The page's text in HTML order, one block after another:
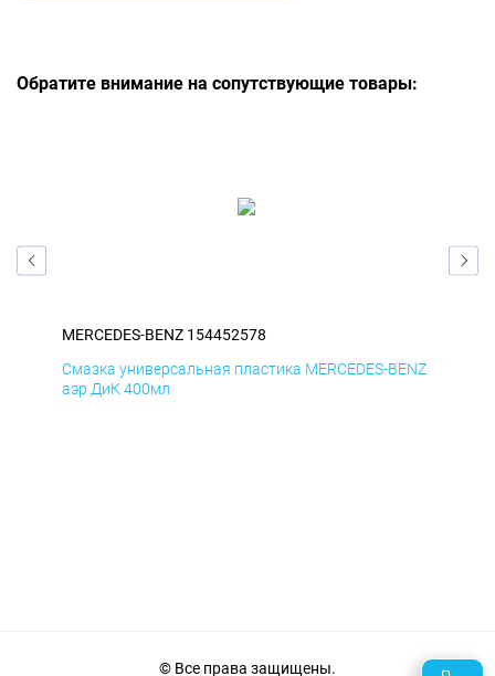
Обратите внимание на сопутствующие товары:
MERCEDES-BENZ 154452578
Смазка универсальная пластика MERCEDES-BENZ
аэр ДиК 400мл
© Все права защищены.